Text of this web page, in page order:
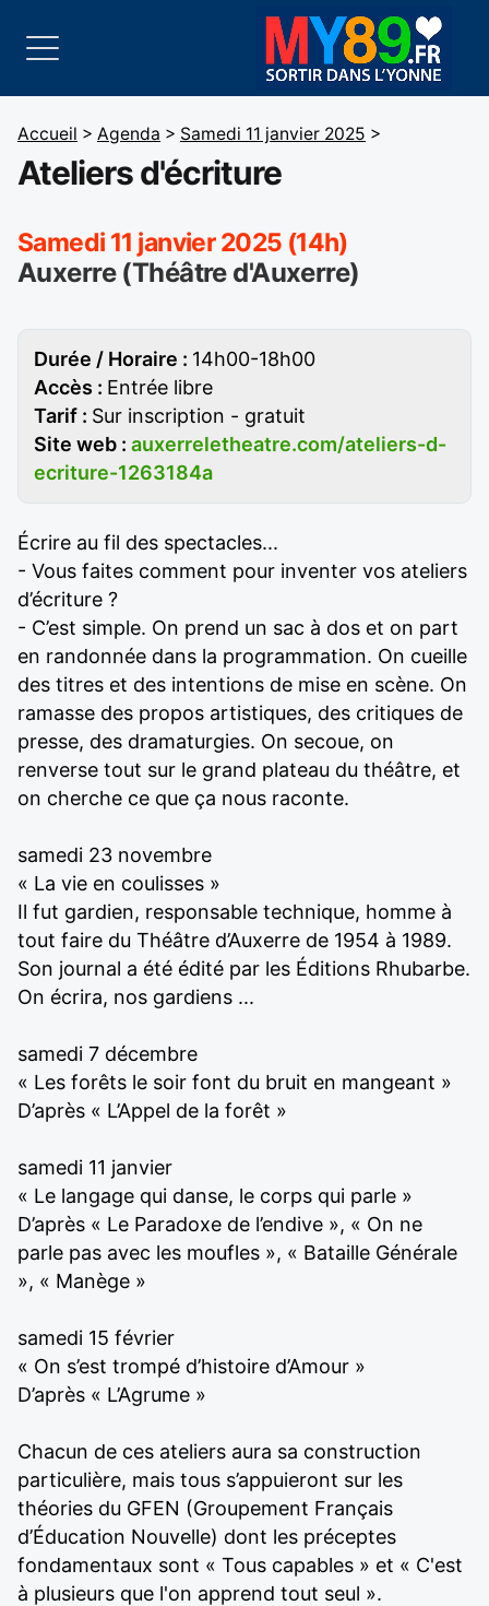
Accueil > Agenda > Samedi 11 janvier 2025 >
Ateliers d'écriture
Samedi 11 janvier 2025 (14h)
Auxerre (Théâtre d'Auxerre)
Durée / Horaire : 14h00-18h00
Accès : Entrée libre
Tarif : Sur inscription - gratuit
Site web : auxerreletheatre.com/ateliers-d-
ecriture-1263184a
Écrire au fil des spectacles...
- Vous faites comment pour inventer vos ateliers
d’écriture ?
- C’est simple. On prend un sac à dos et on part
en randonnée dans la programmation. On cueille
des titres et des intentions de mise en scène. On
ramasse des propos artistiques, des critiques de
presse, des dramaturgies. On secoue, on
renverse tout sur le grand plateau du théâtre, et
on cherche ce que ça nous raconte.
samedi 23 novembre
« La vie en coulisses »
Il fut gardien, responsable technique, homme à
tout faire du Théâtre d’Auxerre de 1954 à 1989.
Son journal a été édité par les Éditions Rhubarbe.
On écrira, nos gardiens ...
samedi 7 décembre
« Les forêts le soir font du bruit en mangeant »
D’après « L’Appel de la forêt »
samedi 11 janvier
« Le langage qui danse, le corps qui parle »
D’après « Le Paradoxe de l’endive », « On ne
parle pas avec les moufles », « Bataille Générale
», « Manège »
samedi 15 février
« On s’est trompé d’histoire d’Amour »
D’après « L’Agrume »
Chacun de ces ateliers aura sa construction
particulière, mais tous s’appuieront sur les
théories du GFEN (Groupement Français
d’Éducation Nouvelle) dont les préceptes
fondamentaux sont « Tous capables » et « C'est
à plusieurs que l'on apprend tout seul ».